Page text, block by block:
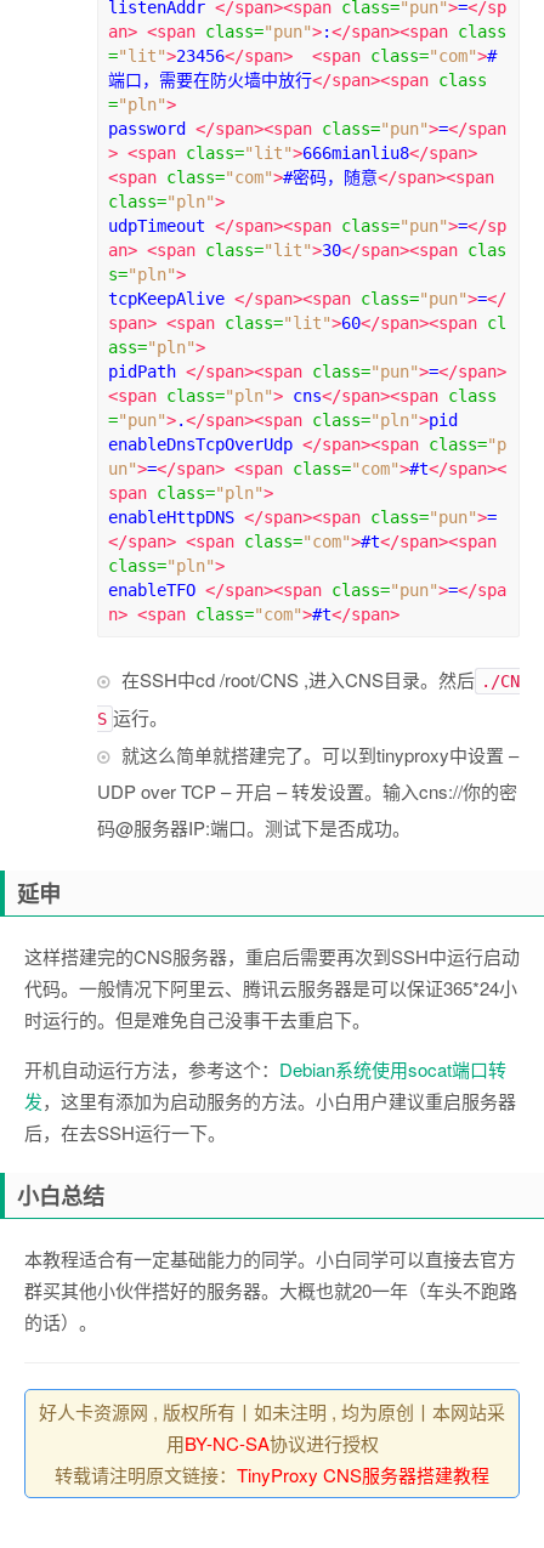
listenAddr </span><span class="pun">=</sp
an> <span class="pun">:</span><span class
="lit">23456</span> <span class="com">#
端口，需要在防火墙中放行</span><span class
="pln">
password </span><span class="pun">=</span
> <span class="lit">666mianliu8</span>
<span class="com">#密码，随意</span><span
class="pln">
udpTimeout </span><span class="pun">=</sp
an> <span class="lit">30</span><span clas
s="pln">
tcpKeepAlive </span><span class="pun">=</
span> <span class="lit">60</span><span cl
ass="pln">
pidPath </span><span class="pun">=</span>
<span class="pln"> cns</span><span class
="pun">.</span><span class="pln">pid
enableDnsTcpOverUdp </span><span class="p
un">=</span> <span class="com">#t</span><
span class="pln">
enableHttpDNS </span><span class="pun">=
</span> <span class="com">#t</span><span
class="pln">
enableTFO </span><span class="pun">=</spa
n> <span class="com">#t</span>
在SSH中cd /root/CNS ,进入CNS目录。然后 ./CN
S 运行。
就这么简单就搭建完了。可以到tinyproxy中设置 –
UDP over TCP – 开启 – 转发设置。输入cns://你的密
码@服务器IP:端口。测试下是否成功。
延申
这样搭建完的CNS服务器，重启后需要再次到SSH中运行启动
代码。一般情况下阿里云、腾讯云服务器是可以保证365*24小
时运行的。但是难免自己没事干去重启下。
开机自动运行方法，参考这个： Debian系统使用socat端口转
发，这里有添加为启动服务的方法。小白用户建议重启服务器
后，在去SSH运行一下。
小白总结
本教程适合有一定基础能力的同学。小白同学可以直接去官方
群买其他小伙伴搭好的服务器。大概也就20一年（车头不跑路
的话）。
好人卡资源网 , 版权所有丨如未注明 , 均为原创丨本网站采
用BY-NC-SA协议进行授权
转载请注明原文链接： TinyProxy CNS服务器搭建教程